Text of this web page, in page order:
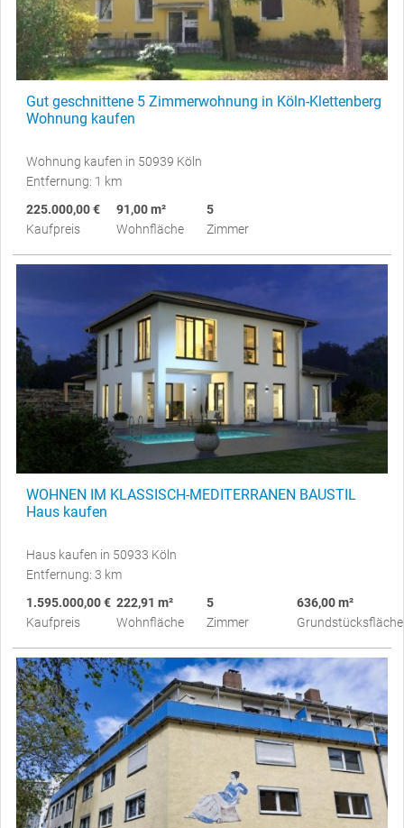
Gut geschnittene 5 Zimmerwohnung in Köln-Klettenberg
Wohnung kaufen
Wohnung kaufen in 50939 Köln
Entfernung: 1 km
225.000,00 €
Kaufpreis
91,00 m²
Wohnfläche
5
Zimmer
WOHNEN IM KLASSISCH-MEDITERRANEN BAUSTIL
Haus kaufen
Haus kaufen in 50933 Köln
Entfernung: 3 km
1.595.000,00 €
Kaufpreis
222,91 m²
Wohnfläche
5
Zimmer
636,00 m²
Grundstücksfläche